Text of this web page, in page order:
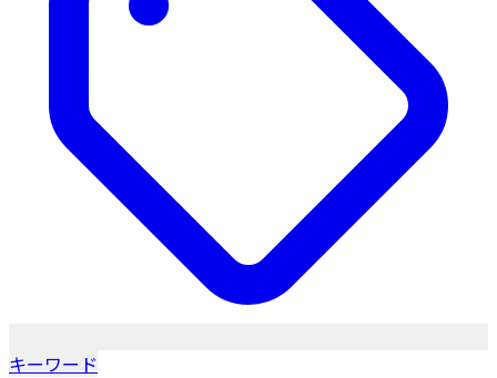
キーワード